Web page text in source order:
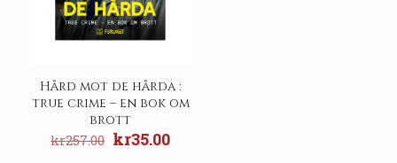
Hård mot de hårda :
true crime – en bok om
brott
kr257.00 Original
kr35.00Current